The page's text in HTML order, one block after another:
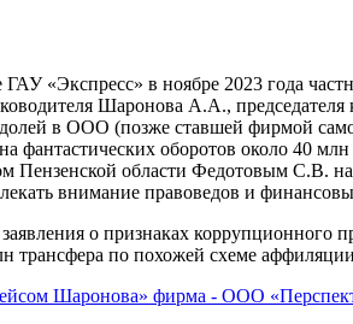
ГАУ «Экспресс» в ноябре 2023
Шаронова А.А., председателя
в ООО (позже ставшей фирмой
фантастических оборотов около 40
Пензенской области Федотовым
внимание правоведов и
о признаках
трансфера по похожей схеме
Шаронова» фирма - ООО